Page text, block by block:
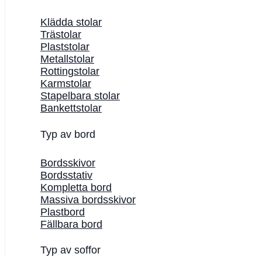
Klädda stolar
Trästolar
Plaststolar
Metallstolar
Rottingstolar
Karmstolar
Stapelbara stolar
Bankettstolar
Typ av bord
Bordsskivor
Bordsstativ
Kompletta bord
Massiva bordsskivor
Plastbord
Fällbara bord
Typ av soffor